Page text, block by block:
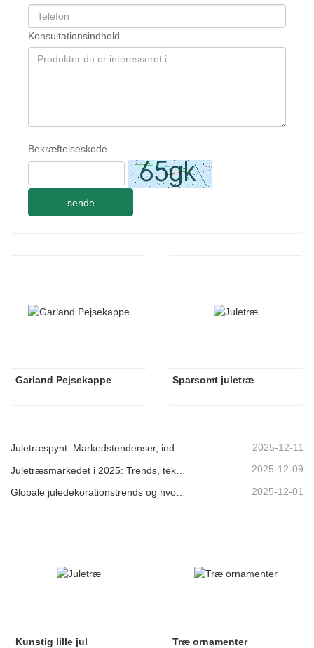
Konsultationsindhold
Bekræftelseskode
sende
Garland Pejsekappe Sparsomt juletræ
Juletræspynt: Markedstendenser, indsigt i forsyningskæden og indkøbsguide 2025 2025-12-11
2025-12-09
2025-12-01
Kunstig lille jul Træ ornamenter